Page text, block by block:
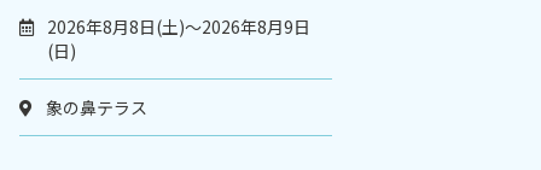
2026年8月8日(土)～2026年8月9日
(日)
象の鼻テラス